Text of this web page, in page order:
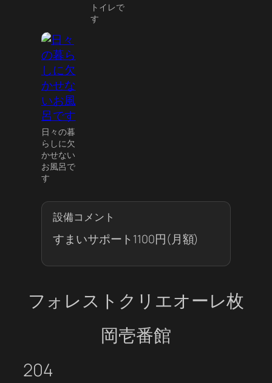
トイレで
す
日々の暮
らしに欠
かせない
お風呂で
す
設備コメント
すまいサポート1100円(月額)
フォレストクリエオーレ枚
岡壱番館
204